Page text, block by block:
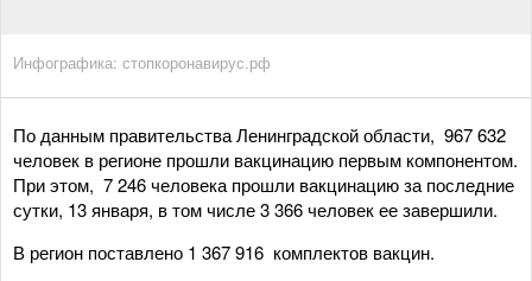
Инфографика: стопкоронавирус.рф
По данным правительства Ленинградской области, 967 632
человек в регионе прошли вакцинацию первым компонентом.
При этом, 7 246 человека прошли вакцинацию за последние
сутки, 13 января, в том числе 3 366 человек ее завершили.
В регион поставлено 1 367 916 комплектов вакцин.